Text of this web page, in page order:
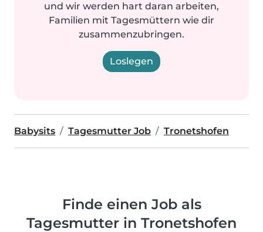
und wir werden hart daran arbeiten,
Familien mit Tagesmüttern wie dir
zusammenzubringen.
Loslegen
Babysits Tagesmutter Job Tronetshofen
Finde einen Job als
Tagesmutter in Tronetshofen